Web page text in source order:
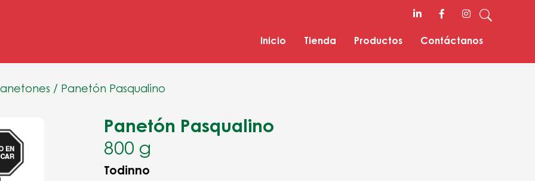
Inicio Tienda Productos Contáctanos
/ Panetón Pasqualino
Panetón Pasqualino
800 g
Todinno